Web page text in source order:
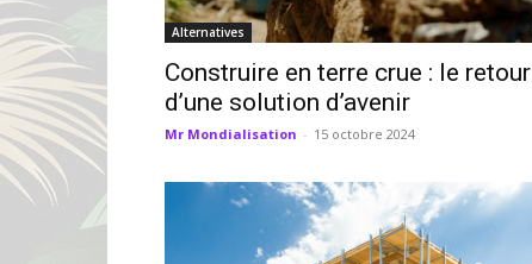
Alternatives
Construire en terre crue : le retour
d’une solution d’avenir
Mr Mondialisation - 15 octobre 2024